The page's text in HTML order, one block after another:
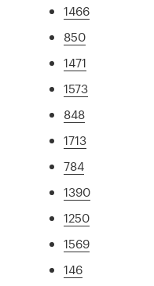
1466
850
1471
1573
848
1713
784
1390
1250
1569
146